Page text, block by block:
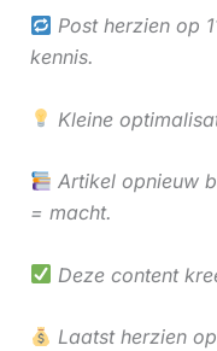
Post herzien op
kennis.
Kleine
Artikel opnieuw
= macht.
Deze content
Laatst herzien